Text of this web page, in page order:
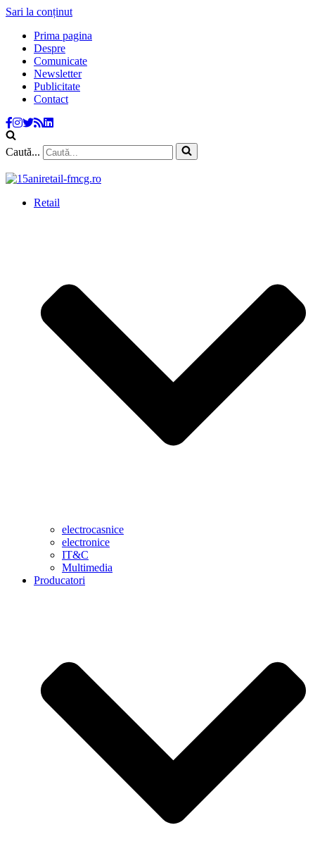
Sari la conținut
Prima pagina
Despre
Comunicate
Newsletter
Publicitate
Contact
Caută...
Retail
electrocasnice
electronice
IT&C
Multimedia
Producatori